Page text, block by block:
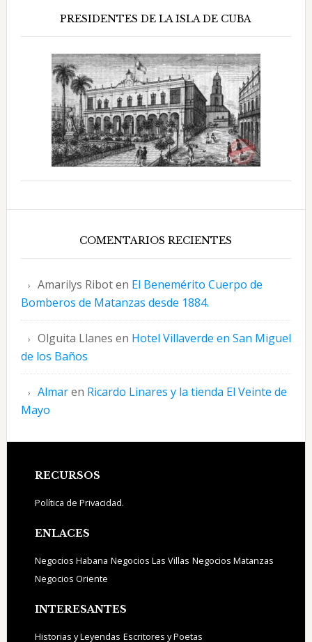
PRESIDENTES DE LA ISLA DE CUBA
COMENTARIOS RECIENTES
Amarilys Riboten El Benemérito Cuerpo de
Bomberos de Matanzas desde 1884.
Olguita Llanes en Hotel Villaverde en San Miguel
de los Baños
Almaren Ricardo Linares y la tienda El Veinte de
Mayo
Footer
RECURSOS
Política de Privacidad.
ENLACES
Negocios Habana Negocios Las Villas Negocios Matanzas
Negocios Oriente
INTERESANTES
Historias y Leyendas Escritores y Poetas